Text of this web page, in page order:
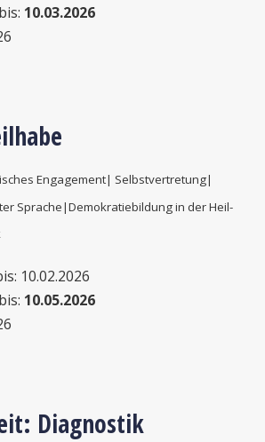
10.03.2026
Engagement| Selbstvertretung|
Sprache|Demokratiebildung in der Heil-
10.02.2026
10.05.2026
Diagnostik